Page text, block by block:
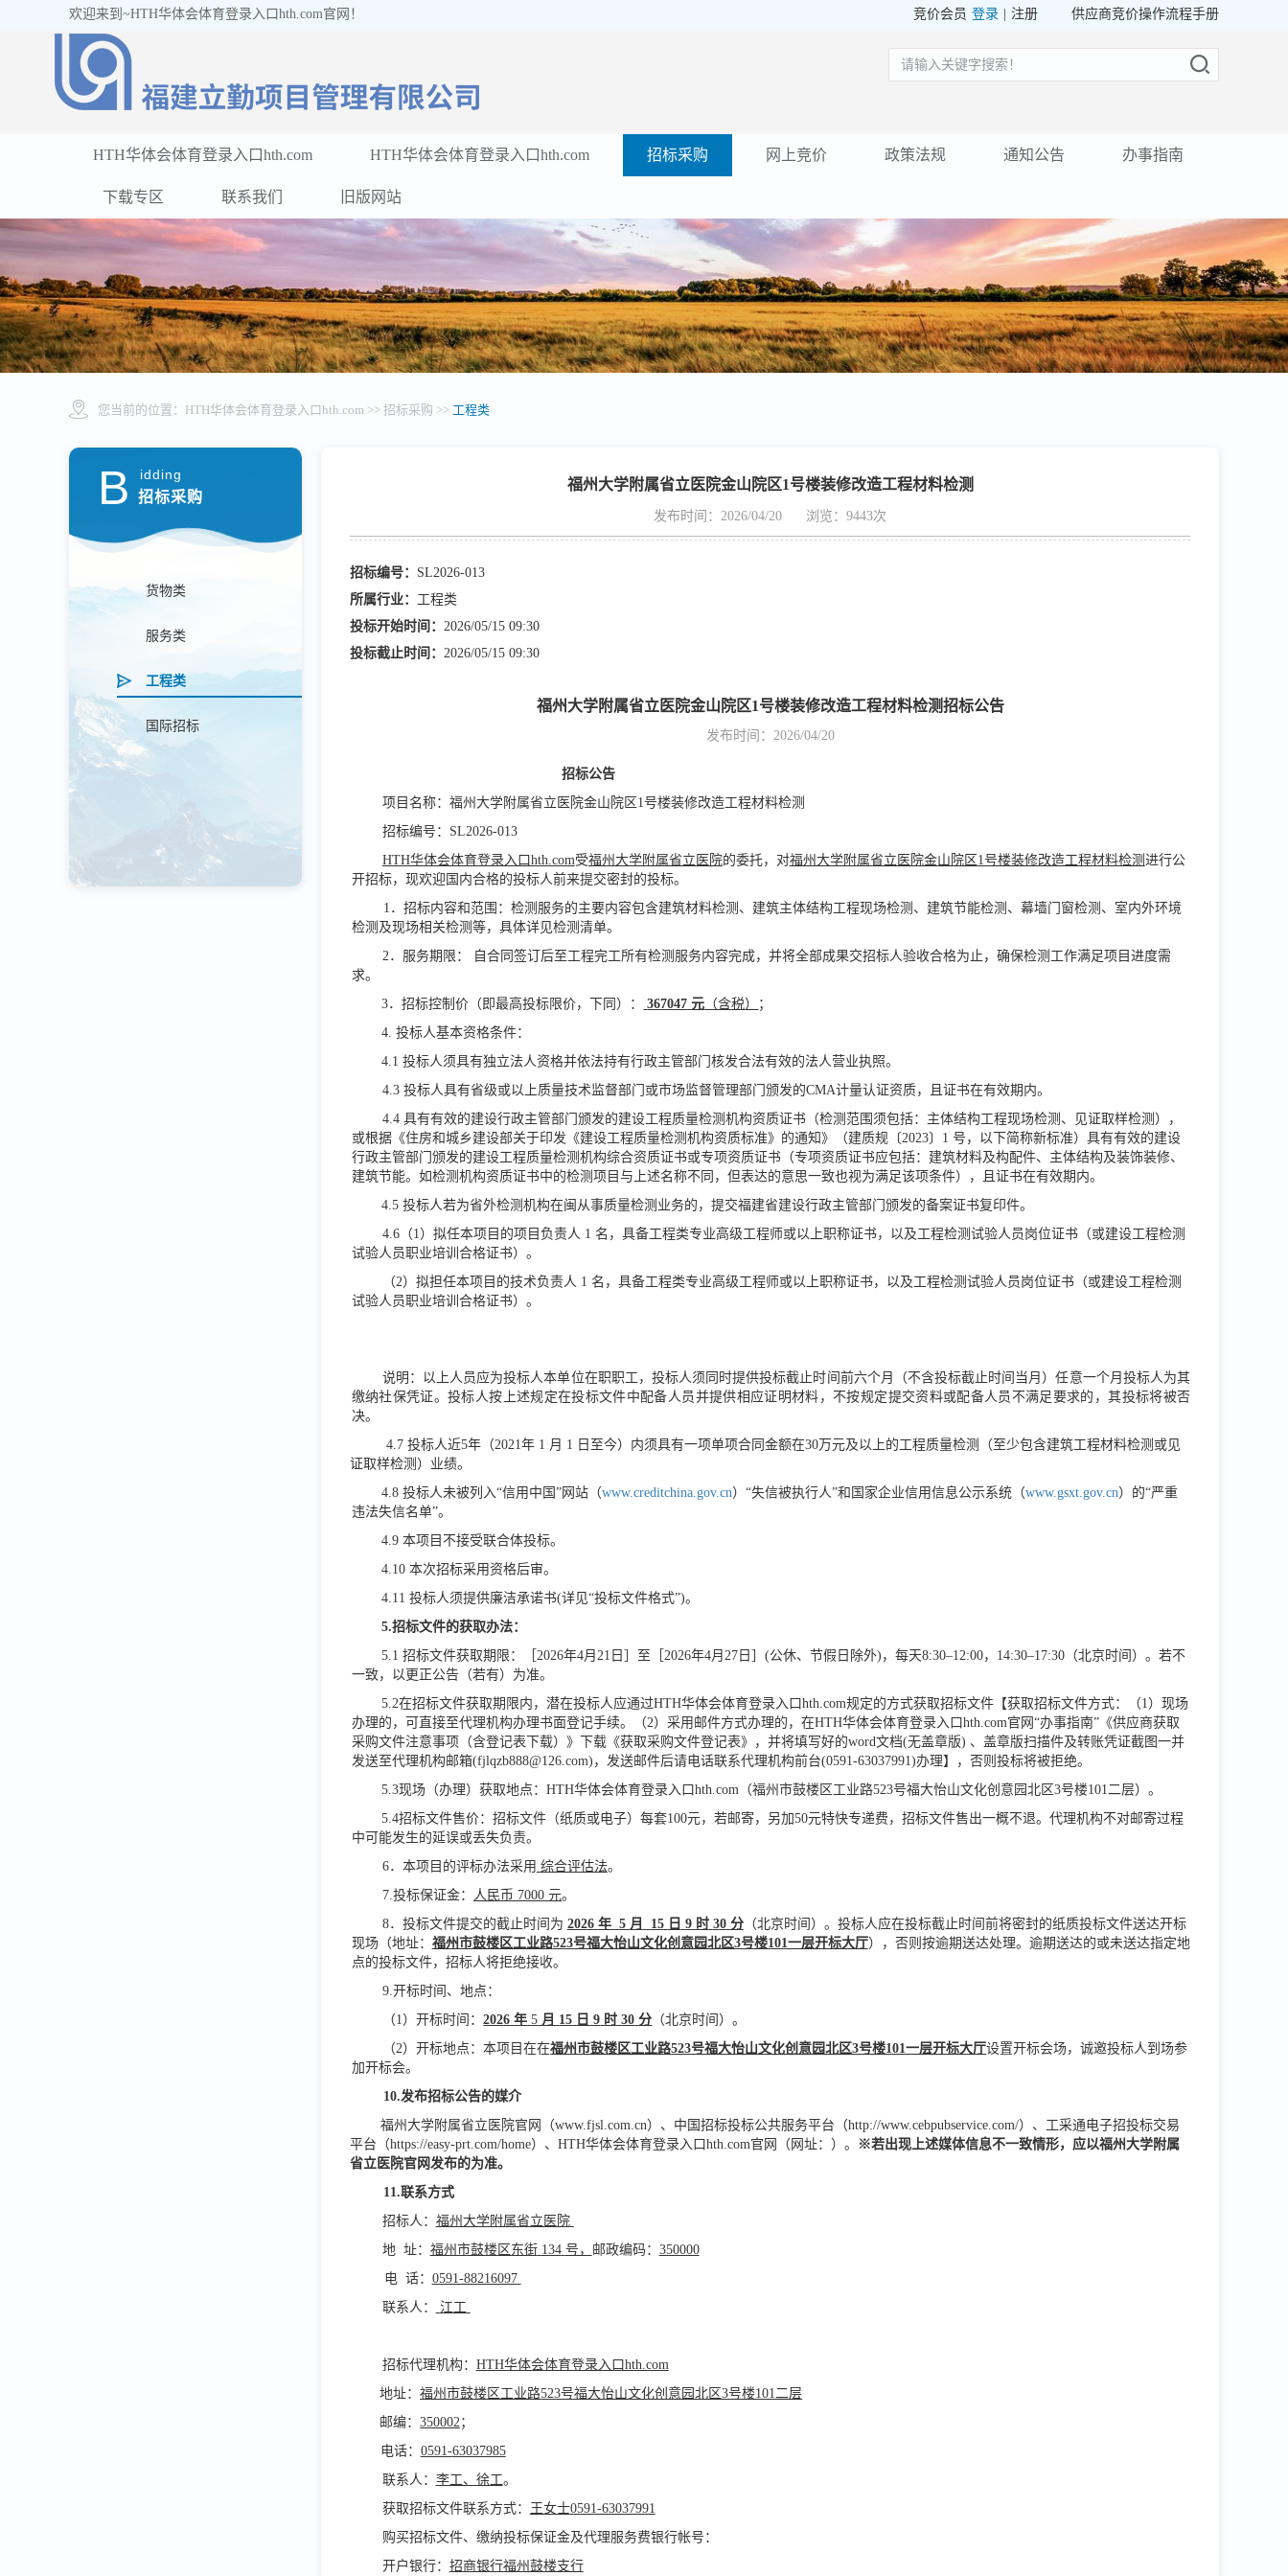
欢迎来到~HTH华体会体育登录入口hth.com官网！ 竞价会员 登录 注册 供应商竞价操作流程手册
HTH华体会体育登录入口hth.com HTH华体会体育登录入口hth.com 招标采购 网上竞价 政策法规 通知公告 办事指南
下载专区 联系我们 旧版网站
您当前的位置： HTH华体会体育登录入口hth.com >> 招标采购 >> 工程类
B idding
招标采购
货物类
服务类
工程类
国际招标
福州大学附属省立医院金山院区1号楼装修改造工程材料检测
发布时间：2026/04/20 浏览：9443次
招标编号： SL2026-013
所属行业： 工程类
投标开始时间：2026/05/15 09:30
投标截止时间：2026/05/15 09:30
福州大学附属省立医院金山院区1号楼装修改造工程材料检测招标公告
发布时间：2026/04/20
招标公告
项目名称： 福州大学附属省立医院金山院区 1号楼装修改造工程材料检测
招标编号：SL2026-013
HTH华体会体育登录入口hth.com受福州大学附属省立医院的委托，对福州大学附属省立医院金山院区 1号楼装修改造工程材料检测 进行公
开招标，现欢迎国内合格的投标人前来提交密封的投标。
1．招标内容和范围：检测服务的主要内容包含建筑材料检测、建筑主体结构工程现场检测、建筑节能检测、幕墙门窗检测、室内外环境
检测及现场相关检测等，具体详见检测清单。
2．服务期限： 自合同签订后至工程完工所有检测服务内容完成，并将全部成果交招标人验收合格为止，确保检测工作满足项目进度需
求。
3．招标控制价（即最高投标限价，下同）：
367047 元 （含税）
；
4. 投标人基本资格条件：
4.1 投标人须具有独立法人资格并依法持有行政主管部门核发合法有效的法人营业执照。
4.3 投标人具有省级或以上质量技术监督部门或市场监督管理部门颁发的CMA计量认证资质，且证书在有效期内。
4.4 具有有效的建设行政主管部门颁发的建设工程质量检测机构资质证书（检测范围须包括：主体结构工程现场检测、见证取样检测），
或根据《住房和城乡建设部关于印发《建设工程质量检测机构资质标准》 的通知》（建质规〔2023〕1 号，以下简称新标准）具有有效的建设
行政主管部门颁发的建设工程质量检测机构综合资质证书或专项资质证书（专项资质证书应包括：建筑材料及构配件、主体结构及装饰装修、
建筑节能。如检测机构资质证书中的检测项目与上述名称不同，但表达的意思一致也视为满足该项条件），且证书在有效期内。
4.5 投标人若为省外检测机构在闽从事质量检测业务的，提交福建省建设行政主管部门颁发的备案证书复印件。
4.6（1）拟任本项目的项目负责人 1 名，具备工程类专业高级工程师或以上职称证书，以及工程检测试验人员岗位证书（或建设工程检测
试验人员职业培训合格证书）。
（2）拟担任本项目的技术负责人 1 名，具备工程类专业高级工程师或以上职称证书，以及工程检测试验人员岗位证书（或建设工程检测
试验人员职业培训合格证书）。
说明：以上人员应为投标人本单位在职职工，投标人须同时提供投标截止时间前六个月（不含投标截止时间当月）任意一个月投标人为其
缴纳社保凭证。投标人按上述规定在投标文件中配备人员并提供相应证明材料，不按规定提交资料或配备人员不满足要求的，其投标将被否
决。
4.7投标人近5年（2021年 1 月 1 日至今）内须具有一项单项合同金额在30万元及以上的工程质量检测（至少包含建筑工程材料检测或见
证取样检测）业绩。
4.8投标人未被列入“信用中国”网站（www.creditchina.gov.cn）“失信被执行人”和国家企业信用信息公示系统（www.gsxt.gov.cn）的“严重
违法失信名单”。
4.9 本项目不接受联合体投标。
4.10 本次招标采用资格后审。
4.11 投标人须提供廉洁承诺书(详见“投标文件格式”)。
5.招标文件的获取办法：
5.1 招标文件获取期限：［2026年4月21日］至［2026年4月27日］(公休、节假日除外)，每天8:30–12:00，14:30–17:30（北京时间）。若不
一致，以更正公告（若有）为准。
5.2在招标文件获取期限内，潜在投标人应通过HTH华体会体育登录入口hth.com规定的方式获取招标文件【获取招标文件方式：（1）现场
办理的，可直接至代理机构办理书面登记手续。（2）采用邮件方式办理的，在HTH华体会体育登录入口hth.com官网“办事指南”《供应商获取
采购文件注意事项（含登记表下载）》下载《获取采购文件登记表》，并将填写好的word文档(无盖章版) 、盖章版扫描件及转账凭证截图一并
发送至代理机构邮箱(fjlqzb888@126.com)，发送邮件后请电话联系代理机构前台(0591-63037991)办理】
，否则投标将被拒绝。
5.3现场（办理）获取地点：HTH华体会体育登录入口hth.com（福州市鼓楼区工业路523号福大怡山文化创意园北区3号楼101二层）。
5.4招标文件售价：招标文件（纸质或电子）每套100元，若邮寄，另加50元特快专递费，招标文件售出一概不退。代理机构不对邮寄过程
中可能发生的延误或丢失负责。
6．本项目的评标办法采用 综合评估法。
7.投标保证金： 人民币 7000 元。
8．投标文件提交的截止时间为 2026 年 5 月 15 日 9 时 30 分（北京时间）。投标人应在投标截止时间前将密封的纸质投标文件送达开标
现场（地址： 福州市鼓楼区工业路523号福大怡山文化创意园北区3号楼101一层开标大厅），否则按逾期送达处理。逾期送达的或未送达指定地
点的投标文件，招标人将拒绝接收。
9.开标时间、地点：
（1）开标时间：2026 年 5 月 15 日 9 时 30 分 （北京时间）。
（2）开标地点：本项目在在福州市鼓楼区工业路523号福大怡山文化创意园北区3号楼101一层开标大厅设置开标会场，诚邀投标人到场参
加开标会。
10.发布招标公告的媒介
福州大学附属省立医院官网（www.fjsl.com.cn） 、 中国招标投标公共服务平台（http://www.cebpubservice.com/） 、 工采通电子招投标交易
平台（https://easy-prt.com/home） 、HTH华体会体育登录入口hth.com官网（网址：）。
※若出现上述媒体信息不一致情形，应以福州大学附属
省立医院官网发布的为准。
11.联系方式
招标人： 福州大学附属省立医院
地 址： 福州市鼓楼区东街 134 号， 邮政编码： 350000
电 话： 0591-88216097
联系人：
江工
招标代理机构： HTH华体会体育登录入口hth.com
地址：福州市鼓楼区工业路523号福大怡山文化创意园北区3号楼101二层
邮编：350002；
电话： 0591-63037985
联系人： 李工、徐工。
获取招标文件联系方式：
王女士0591-63037991
购买招标文件、缴纳投标保证金及代理服务费银行帐号：
开户银行： 招商银行福州鼓楼支行